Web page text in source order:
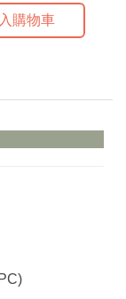
購物車